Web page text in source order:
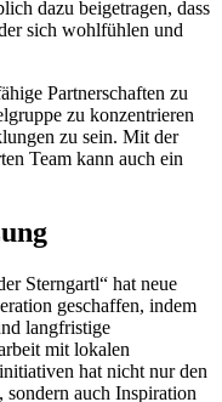
dazu beigetragen, dass
sich wohlfühlen und
Partnerschaften zu
zu konzentrieren
zu sein. Mit der
Team kann auch ein
Sterngartl“ hat neue
geschaffen, indem
langfristige
mit lokalen
hat nicht nur den
sondern auch Inspiration